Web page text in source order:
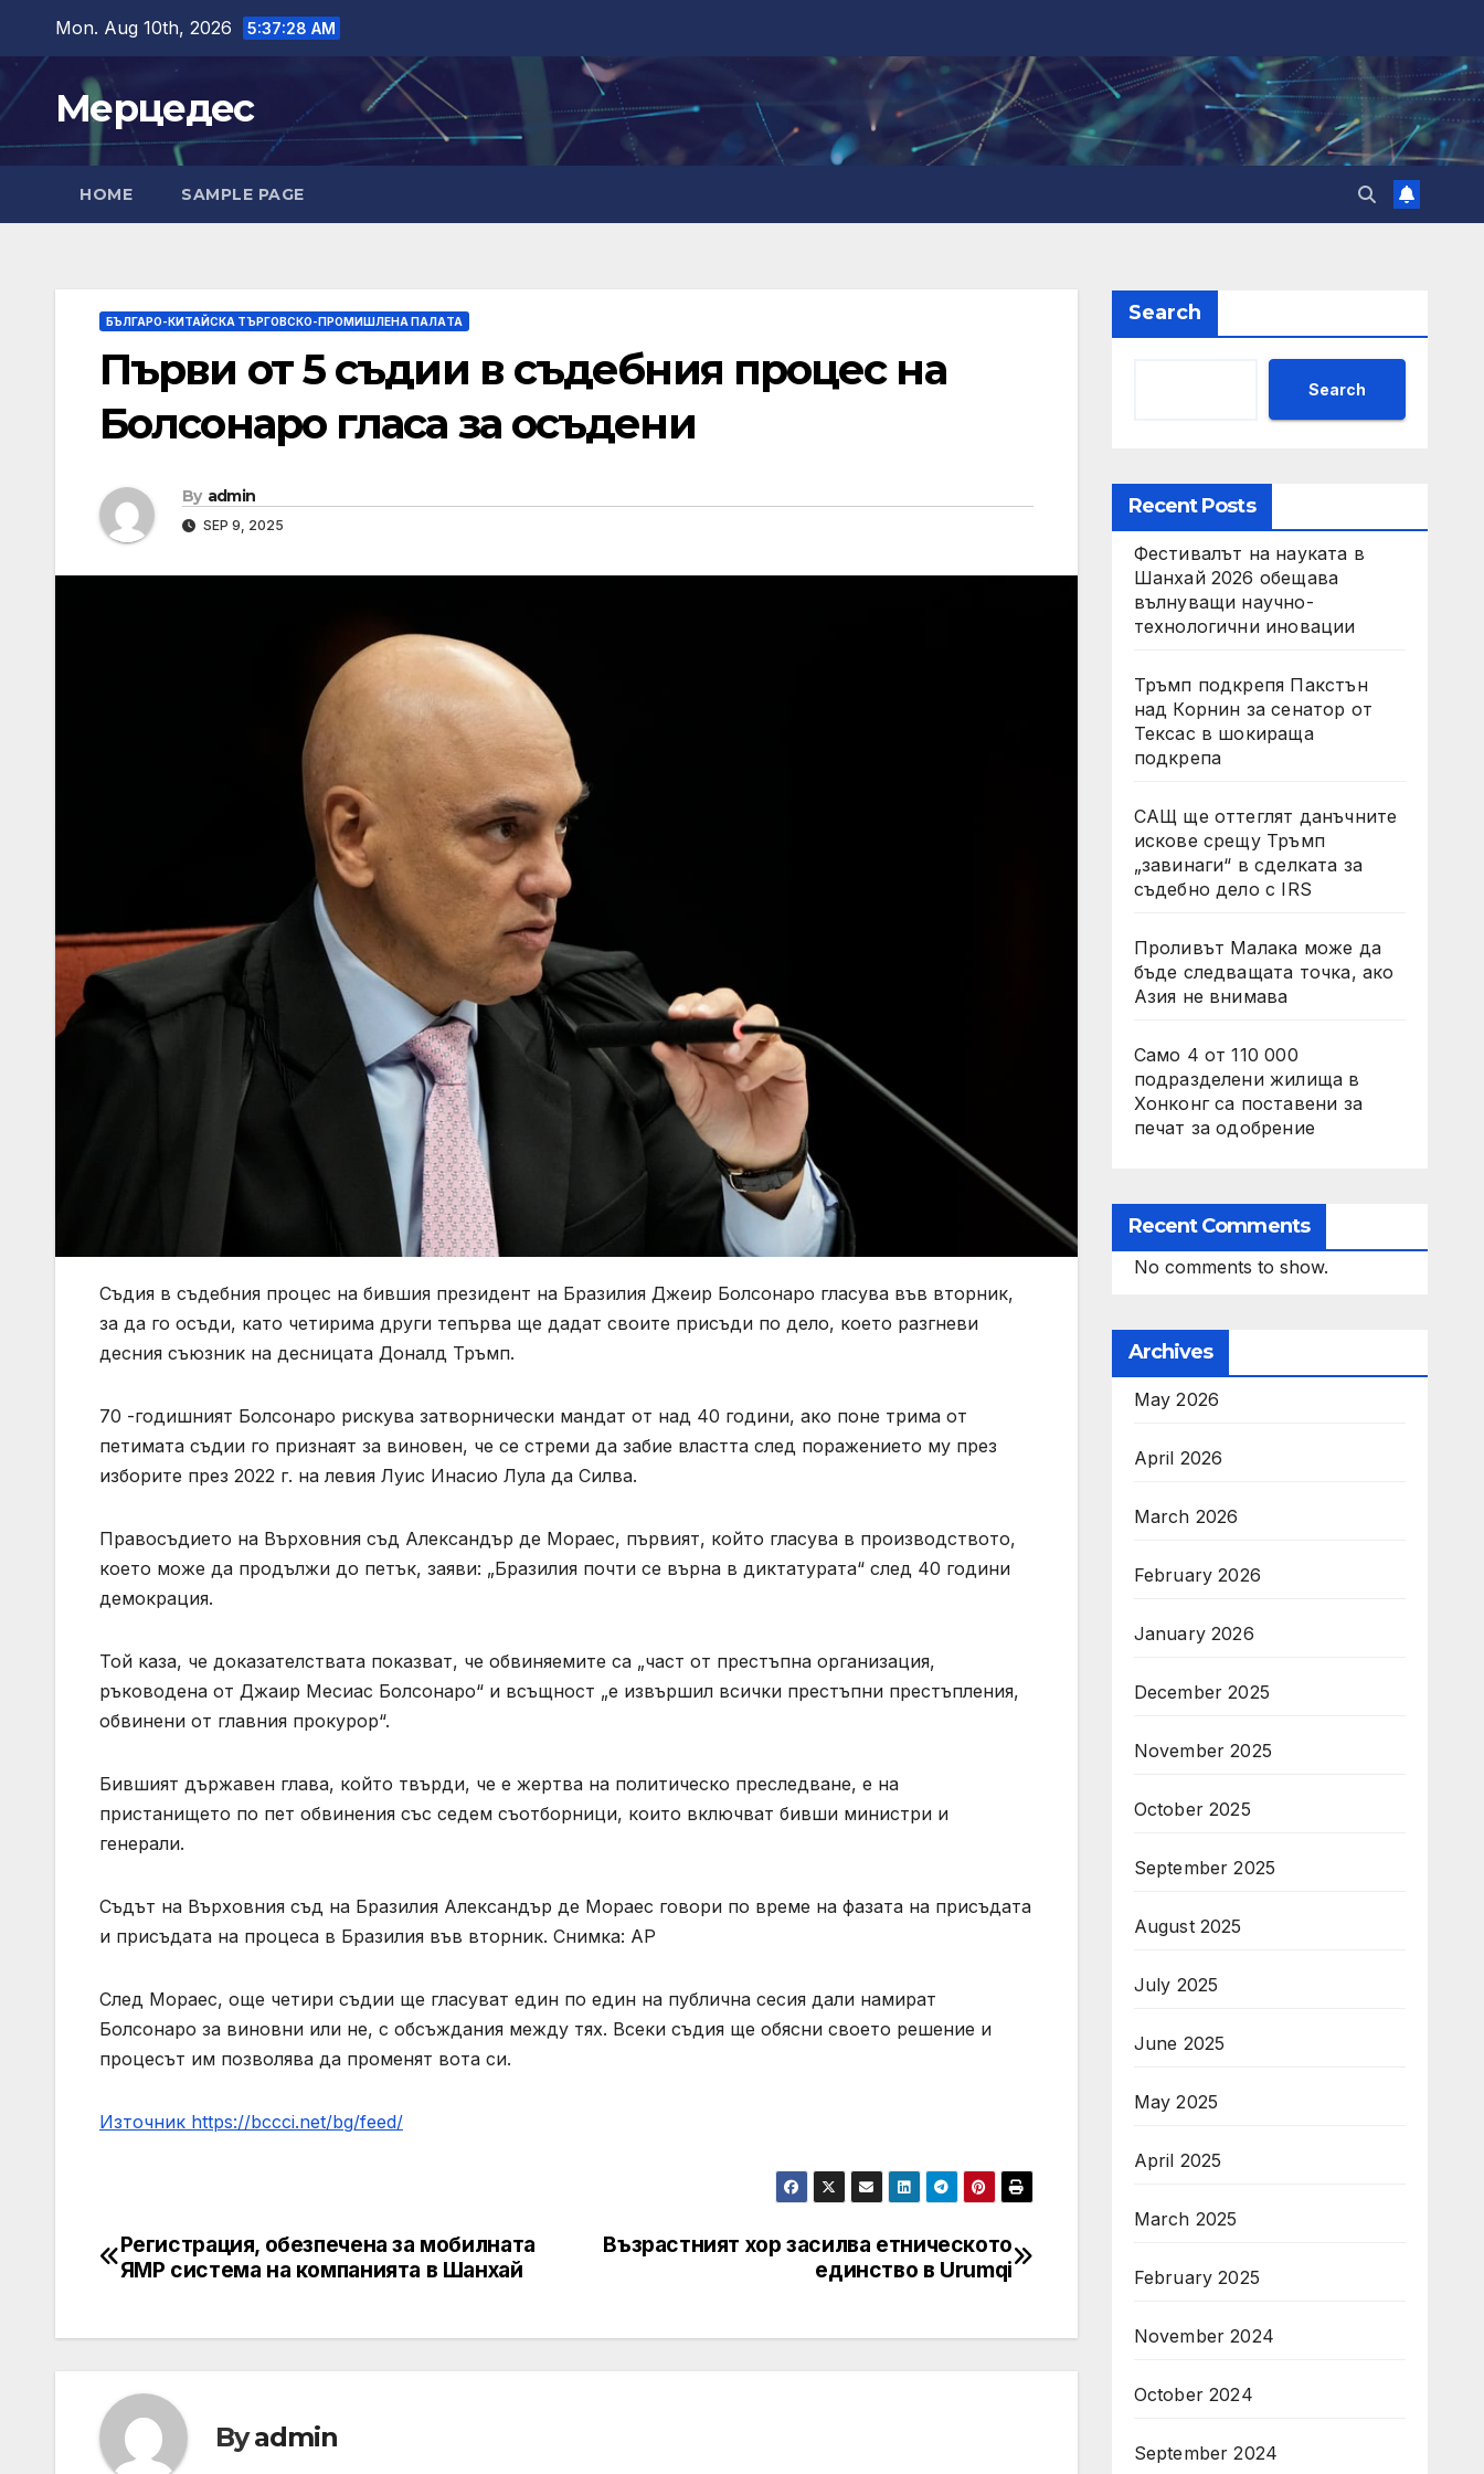
content
Mon. Aug 10th, 2026 5:37:29 AM
Мерцедес
HOME SAMPLE PAGE
БЪЛГАРО-КИТАЙСКА ТЪРГОВСКО-ПРОМИШЛЕНА ПАЛAТА
Първи от 5 съдии в съдебния процес на
Болсонаро гласа за осъдени
By admin
SEP 9, 2025
Съдия в съдебния процес на бившия президент на Бразилия Джеир Болсонаро гласува във вторник,
за да го осъди, като четирима други тепърва ще дадат своите присъди по дело, което разгневи
десния съюзник на десницата Доналд Тръмп.
70 -годишният Болсонаро рискува затворнически мандат от над 40 години, ако поне трима от
петимата съдии го признаят за виновен, че се стреми да забие властта след поражението му през
изборите през 2022 г. на левия Луис Инасио Лула да Силва.
Правосъдието на Върховния съд Александър де Мораес, първият, който гласува в производството,
което може да продължи до петък, заяви: „Бразилия почти се върна в диктатурата“ след 40 години
демокрация.
Той каза, че доказателствата показват, че обвиняемите са „част от престъпна организация,
ръководена от Джаир Месиас Болсонаро“ и всъщност „е извършил всички престъпни престъпления,
обвинени от главния прокурор“.
Бившият държавен глава, който твърди, че е жертва на политическо преследване, е на
пристанището по пет обвинения със седем съотборници, които включват бивши министри и
генерали.
Съдът на Върховния съд на Бразилия Александър де Мораес говори по време на фазата на присъдата
и присъдата на процеса в Бразилия във вторник. Снимка: AP
След Мораес, още четири съдии ще гласуват един по един на публична сесия дали намират
Болсонаро за виновни или не, с обсъждания между тях. Всеки съдия ще обясни своето решение и
процесът им позволява да променят вота си.
Източник https://bccci.net/bg/feed/
Post
Възрастният хор засилва етническото
единство в Urumqi
Регистрация, обезпечена за мобилната
ЯМР система на компанията в Шанхай
Byadmin
Search
Search
Recent Posts
Фестивалът на науката в
Шанхай 2026 обещава
вълнуващи научно-
технологични иновации
Тръмп подкрепя Пакстън
над Корнин за сенатор от
Тексас в шокираща
подкрепа
САЩ ще оттеглят данъчните
искове срещу Тръмп
„завинаги“ в сделката за
съдебно дело с IRS
Проливът Малака може да
бъде следващата точка, ако
Азия не внимава
Само 4 от 110 000
подразделени жилища в
Хонконг са поставени за
печат за одобрение
Recent Comments
No comments to show.
Archives
May 2026
April 2026
March 2026
February 2026
January 2026
December 2025
November 2025
October 2025
September 2025
August 2025
July 2025
June 2025
May 2025
April 2025
March 2025
February 2025
November 2024
October 2024
September 2024